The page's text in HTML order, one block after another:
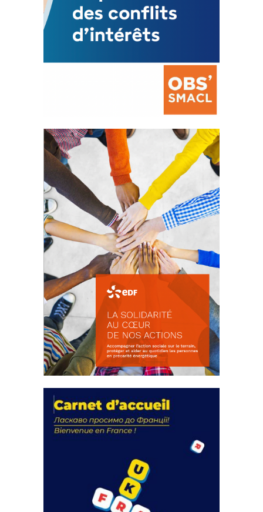
La prévention des conflits
d’intérêts
18 septembre 2023
FEUILLETER
actions
18 septembre 2023
FEUILLETER